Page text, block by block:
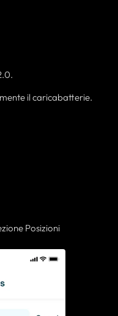
il caricabatterie.
Posizioni